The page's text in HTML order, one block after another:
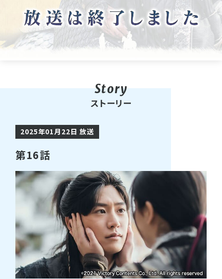
ストーリー
2025年01月22日 放送
第16話